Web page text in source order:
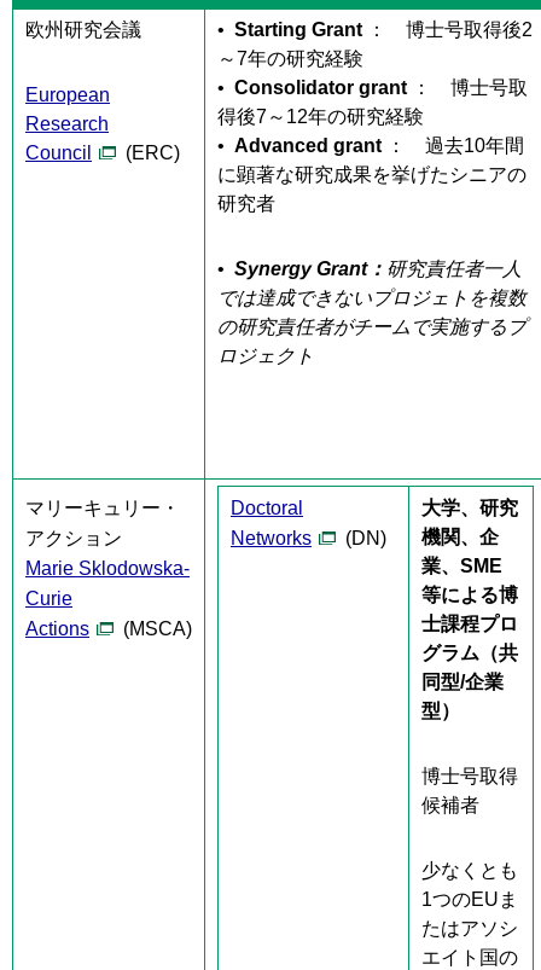
欧州研究会議
European
Research
Council
(ERC)
• Starting Grant ： 博士号取得後2
～7年の研究経験
• Consolidator grant
： 博士号取
得後7～12年の研究経験
• Advanced grant
： 過去10年間
に顕著な研究成果を挙げたシニアの
研究者
• Synergy Grant： 研究責任者一人
では達成できないプロジェトを複数
の研究責任者がチームで実施するプ
ロジェクト
マリーキュリー・
アクション
Marie Sklodowska-
Curie
Actions
(MSCA)
Doctoral
Networks
(DN)
大学、研究
機関、企
業、SME
等による博
士課程プロ
グラム （共
同型/企業
型）
博士号取得
候補者
少なくとも
1つのEUま
たはアソシ
エイト国の